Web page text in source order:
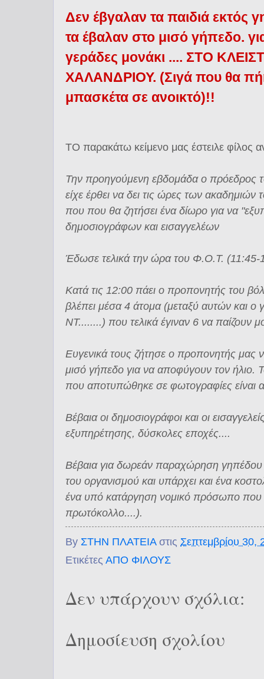
Δεν έβγαλαν τα παιδιά εκτός
τα έβαλαν στο μισό γήπεδο.
γεράδες μονάκι .... ΣΤΟ
ΧΑΛΑΝΔΡΙΟΥ. (Σιγά που θα
μπασκέτα σε ανοικτό)!!
ΤΟ παρακάτω κείμενο μας έστειλε φίλος
Την προηγούμενη εβδομάδα ο πρόεδρος
είχε έρθει να δει τις ώρες των
που που θα ζητήσει ένα δίωρο για να
δημοσιογράφων και εισαγγελέων
Έδωσε τελικά την ώρα του Φ.Ο.Τ. (11:45-
Κατά τις 12:00 πάει ο προπονητής του
βλέπει μέσα 4 άτομα (μεταξύ αυτών και
ΝΤ........) που τελικά έγιναν 6 να παίζουν
Ευγενικά τους ζήτησε ο προπονητής μας
μισό γήπεδο για να αποφύγουν τον ήλιο.
που αποτυπώθηκε σε φωτογραφίες είναι
Βέβαια οι δημοσιογράφοι και οι
εξυπηρέτησης, δύσκολες εποχές....
Βέβαια για δωρεάν παραχώρηση γηπέδου
του οργανισμού και υπάρχει και ένα
ένα υπό κατάργηση νομικό πρόσωπο που
πρωτόκολλο....).
By ΣΤΗΝ ΠΛΑΤΕΙΑ στις Σεπτεμβρίου 30,
Ετικέτες ΑΠΟ ΦΙΛΟΥΣ
Δεν υπάρχουν σχόλια:
Δημοσίευση σχολίου